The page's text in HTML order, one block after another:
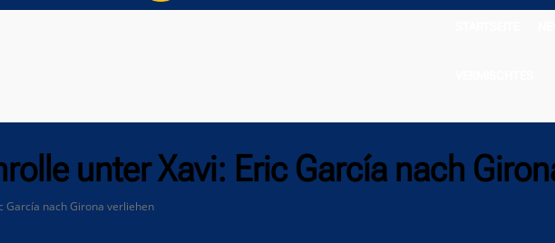
unter Xavi: Eric García nach
García nach Girona verliehen